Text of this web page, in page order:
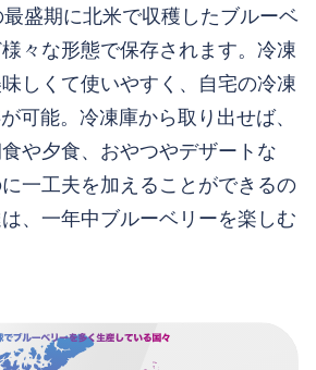
盛期に北米で収穫したブルーベ
々な形態で保存されます。冷凍
しくて使いやすく、自宅の冷凍
可能。冷凍庫から取り出せば、
や夕食、おやつやデザートな
一工夫を加えることができるの
、一年中ブルーベリーを楽しむ